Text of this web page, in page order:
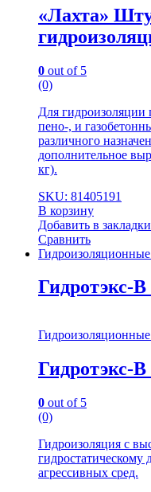
«Лахта»
0 out of 5
(0)
Для гидроизоляции
пено-, и
различного
дополнительное
кг).
SKU: 81405191
В корзину
Добавить в закладки
Сравнить
Гидротэкс-В
Гидротэкс-В
0 out of 5
(0)
Гидроизоляция с
агрессивных сред.